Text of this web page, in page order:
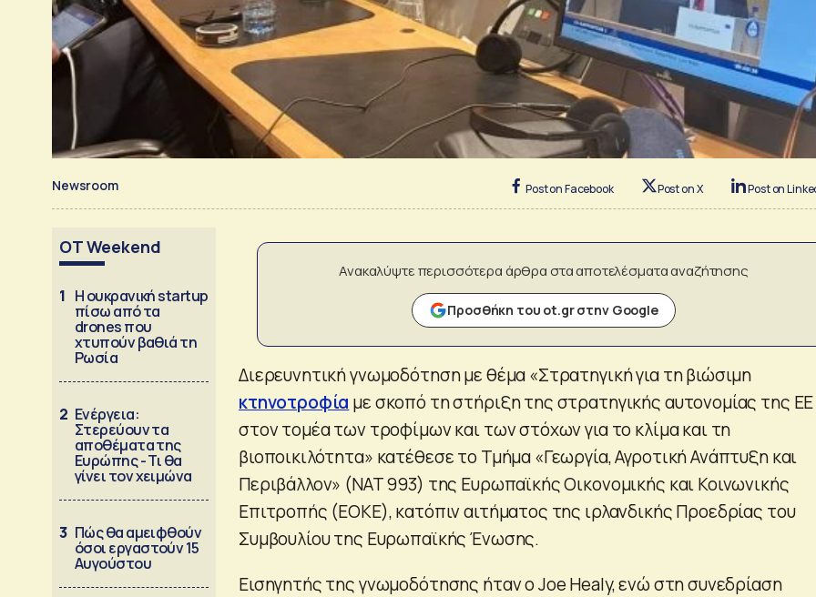
Newsroom Post on Facebook Post on X Post on
OT Weekend
1 Η ουκρανική startup
πίσω από τα
drones που
χτυπούν βαθιά τη
Ρωσία
2 Ενέργεια:
Στερεύουν τα
αποθέματα της
Ευρώπης - Τι θα
γίνει τον χειμώνα
3 Πώς θα αμειφθούν
όσοι εργαστούν 15
Αυγούστου
Ανακαλύψτε περισσότερα άρθρα στα αποτελέσματα αναζήτησης
Προσθήκη του ot.gr στην Google
Διερευνητική γνωμοδότηση με θέμα «Στρατηγική για τη βιώσιμη
κτηνοτροφία με σκοπό τη στήριξη της στρατηγικής αυτονομίας της ΕΕ
στον τομέα των τροφίμων και των στόχων για το κλίμα και τη
βιοποικιλότητα» κατέθεσε το Τμήμα «Γεωργία, Αγροτική Ανάπτυξη και
Περιβάλλον» (NAT 993) της Ευρωπαϊκής Οικονομικής και Κοινωνικής
Επιτροπής (ΕΟΚΕ), κατόπιν αιτήματος της ιρλανδικής Προεδρίας του
Συμβουλίου της Ευρωπαϊκής Ένωσης.
Εισηγητής της γνωμοδότησης ήταν ο Joe Healy, ενώ στη συνεδρίαση